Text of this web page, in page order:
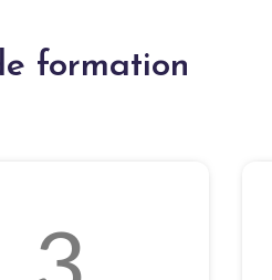
formation